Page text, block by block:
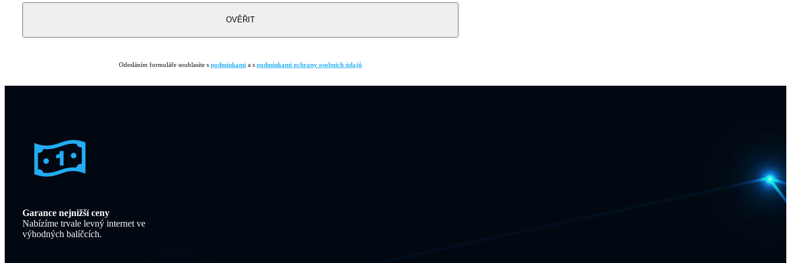
OVĚŘIT
Odesláním formuláře souhlasíte s podmínkamia s podmínkami ochrany osobních údajů
Garance nejnižší ceny
Nabízíme trvale levný internet ve
výhodných balíčcích.